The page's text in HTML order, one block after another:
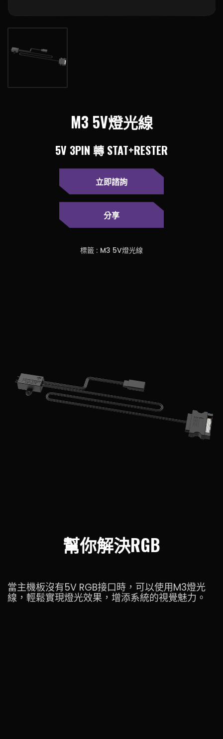
M3 5V燈光線
5V 3PIN 轉 STAT+RESTER
立即諮詢
分享
標籤 : M3 5V燈光線
幫你解決RGB
當主機板沒有5V RGB接口時，可以使用M3燈光
線，輕鬆實現燈光效果，增添系統的視覺魅力。